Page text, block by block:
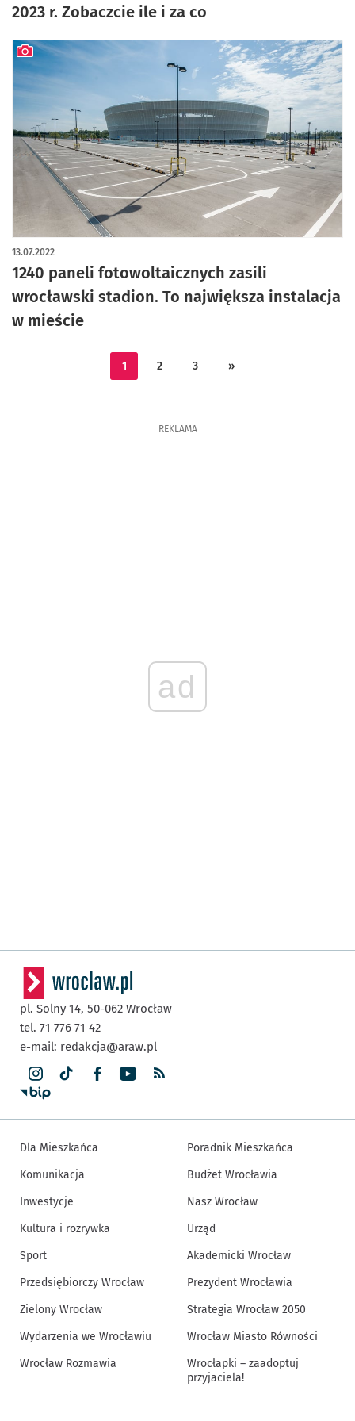
2023 r. Zobaczcie ile i za co
1240 paneli fotowoltaicznych zasili
wrocławski stadion. To największa instalacja
w mieście
13.07.2022
artykuł z galerią zdjęć
1 2 3 »
REKLAMA
ad
pl. Solny 14, 50-062 Wrocław
tel. 71 776 71 42
e-mail: redakcja@araw.pl
Dla Mieszkańca
Komunikacja
Inwestycje
Kultura i rozrywka
Sport
Przedsiębiorczy Wrocław
Zielony Wrocław
Wydarzenia we Wrocławiu
Wrocław Rozmawia
Poradnik Mieszkańca
Budżet Wrocławia
Nasz Wrocław
Urząd
Akademicki Wrocław
Prezydent Wrocławia
Strategia Wrocław 2050
Wrocław Miasto Równości
Wrocłapki – zaadoptuj
przyjaciela!